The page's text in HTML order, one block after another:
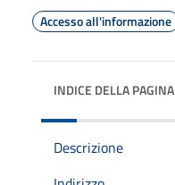
Accesso all'informazione
INDICE DELLA PAGINA
Descrizione